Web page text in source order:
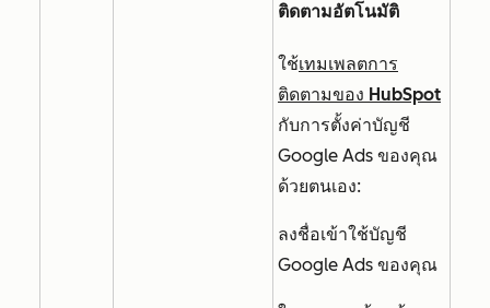
ติดตามอัตโนมัติ
ใช้เทมเพลตการ
ติดตามของ HubSpot
กับการตั้งค่าบัญชี
Google Ads ของคุณ
ด้วยตนเอง:
ลงชื่อเข้าใช้บัญชี
Google Ads ของคุณ